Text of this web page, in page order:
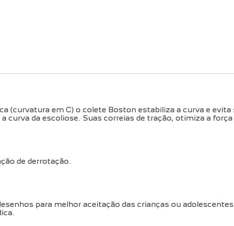
(curvatura em C) o colete Boston estabiliza a curva e evita
da escoliose. Suas correias de tração, otimiza a
de derrotação.
para melhor aceitação das crianças ou